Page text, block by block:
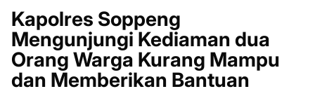
Kapolres Soppeng
Mengunjungi Kediaman dua
Orang Warga Kurang Mampu
dan Memberikan Bantuan